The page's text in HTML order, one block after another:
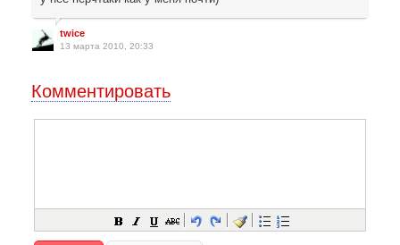
twice
13 марта 2010, 20:33
Комментировать